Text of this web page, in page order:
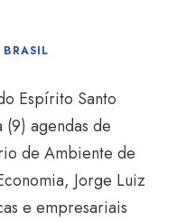
BRASIL
Espírito Santo
agendas de
de Ambiente de
Jorge Luiz
e empresariais